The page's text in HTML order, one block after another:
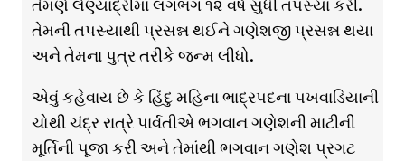
તેમણે લેણ્યાદ્રીમાં લગભગ ૧૨ વર્ષ સુધી તપસ્યા કરી.
તેમની તપસ્યાથી પ્રસન્ન થઈને ગણેશજી પ્રસન્ન થયા
અને તેમના પુત્ર તરીકે જન્મ લીધો.
એવું કહેવાય છે કે હિંદુ મહિના ભાદ્રપદના પખવાડિયાની
ચોથી ચંદ્ર રાત્રે પાર્વતીએ ભગવાન ગણેશની માટીની
મૂર્તિની પૂજા કરી અને તેમાંથી ભગવાન ગણેશ પ્રગટ